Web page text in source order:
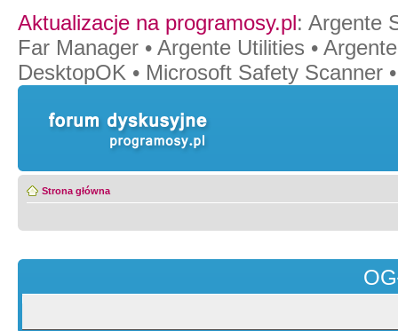
Aktualizacje na programosy.pl: Argente
Far Manager • Argente Utilities •
DesktopOK • Microsoft Safety Scanner
Strona główna